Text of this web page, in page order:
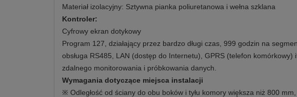
Materiał izolacyjny: Sztywna pianka poliuretanowa i wełna szklana
Kontroler:
Cyfrowy ekran dotykowy
Program 127, działający przez bardzo długi czas, 999 godzin na
obsługa RS485, LAN (dostęp do Internetu), GPRS (telefon
zdalnego monitorowania i próbkowania danych.
Wymagania dotyczące miejsca instalacji
※ Odległość od ściany do obu boków i tyłu komory większa niż 800